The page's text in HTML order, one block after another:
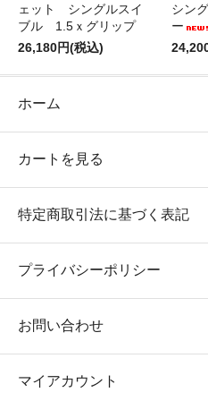
ェット シングルスイ
ブル 1.5ｘグリップ
26,180円(税込)
シン
ー
ホーム
カートを見る
特定商取引法に基づく表記
プライバシーポリシー
お問い合わせ
マイアカウント